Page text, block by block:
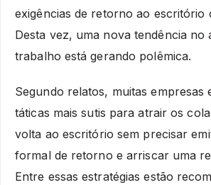
exigências de retorno ao escritório
Desta vez, uma nova tendência no
trabalho está gerando polêmica.
Segundo relatos, muitas empresas
táticas mais sutis para atrair os
volta ao escritório sem precisar
formal de retorno e arriscar uma
Entre essas estratégias estão